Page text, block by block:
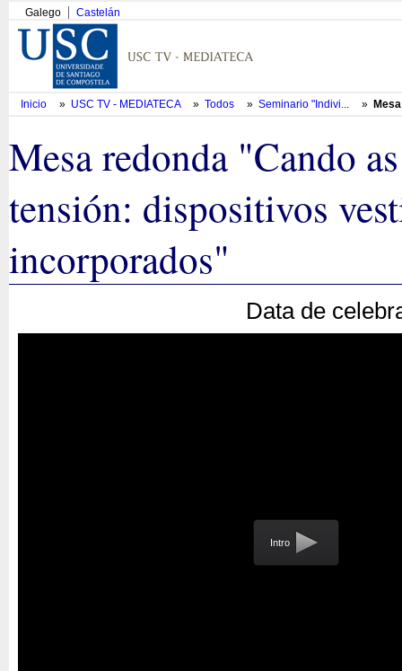
Galego Castelán
Inicio » USC TV - MEDIATECA » Todos » Seminario "Indivi... »
Mesa redonda "Cando
tensión: dispositivos
incorporados"
Data de
Intro